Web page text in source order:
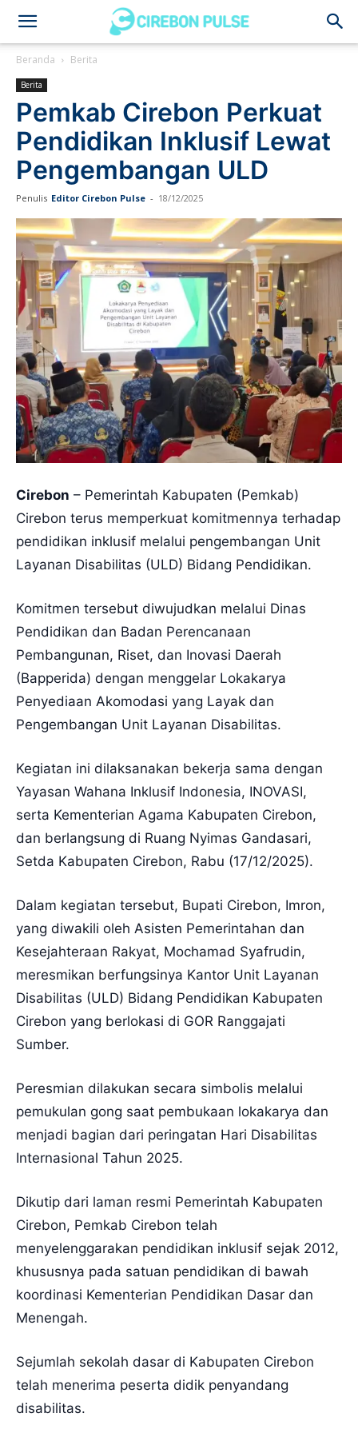
Cirebon
Pulse
Beranda Berita
Berita
Pemkab Cirebon Perkuat
Pendidikan Inklusif Lewat
Pengembangan ULD
Penulis Editor Cirebon Pulse - 18/12/2025
Cirebon – Pemerintah Kabupaten (Pemkab)
Cirebon terus memperkuat komitmennya terhadap
pendidikan inklusif melalui pengembangan Unit
Layanan Disabilitas (ULD) Bidang Pendidikan.
Komitmen tersebut diwujudkan melalui Dinas
Pendidikan dan Badan Perencanaan
Pembangunan, Riset, dan Inovasi Daerah
(Bapperida) dengan menggelar Lokakarya
Penyediaan Akomodasi yang Layak dan
Pengembangan Unit Layanan Disabilitas.
Kegiatan ini dilaksanakan bekerja sama dengan
Yayasan Wahana Inklusif Indonesia, INOVASI,
serta Kementerian Agama Kabupaten Cirebon,
dan berlangsung di Ruang Nyimas Gandasari,
Setda Kabupaten Cirebon, Rabu (17/12/2025).
Dalam kegiatan tersebut, Bupati Cirebon, Imron,
yang diwakili oleh Asisten Pemerintahan dan
Kesejahteraan Rakyat, Mochamad Syafrudin,
meresmikan berfungsinya Kantor Unit Layanan
Disabilitas (ULD) Bidang Pendidikan Kabupaten
Cirebon yang berlokasi di GOR Ranggajati
Sumber.
Peresmian dilakukan secara simbolis melalui
pemukulan gong saat pembukaan lokakarya dan
menjadi bagian dari peringatan Hari Disabilitas
Internasional Tahun 2025.
Dikutip dari laman resmi Pemerintah Kabupaten
Cirebon, Pemkab Cirebon telah
menyelenggarakan pendidikan inklusif sejak 2012,
khususnya pada satuan pendidikan di bawah
koordinasi Kementerian Pendidikan Dasar dan
Menengah.
Sejumlah sekolah dasar di Kabupaten Cirebon
telah menerima peserta didik penyandang
disabilitas.